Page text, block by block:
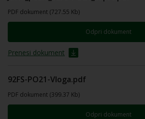
PDF dokument (727.55 Kb)
Odpri dokument
Prenesi dokument
92FS-PO21-Vloga.pdf
PDF dokument (399.37 Kb)
Odpri dokument